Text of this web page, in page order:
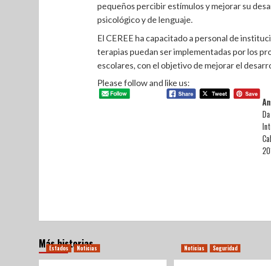
pequeños percibir estímulos y mejorar su
psicológico y de lenguaje.
El CEREE ha capacitado a personal de
terapias puedan ser implementadas por los
escolares, con el objetivo de mejorar el
Please follow and like us:
Más historias
Estados Noticias Noticias Seguridad